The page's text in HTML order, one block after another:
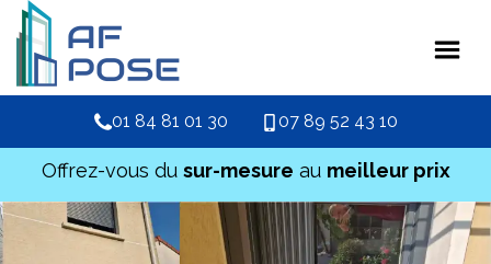
01 84 81 01 30 07 89 52 43 10
Offrez-vous du sur-mesure au meilleur prix